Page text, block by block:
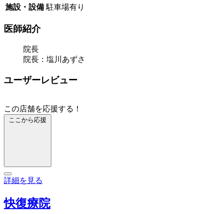
施設・設備 駐車場有り
医師紹介
院長
院長：塩川あずさ
ユーザーレビュー
この店舗を応援する！
ここから応援
詳細を見る
快復療院